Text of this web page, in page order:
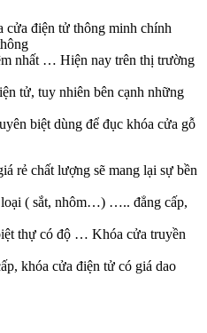
điện tử thông minh chính
nhất … Hiện nay trên thị trường
tử, tuy nhiên bên cạnh những
biệt dùng để đục khóa cửa gỗ
rẻ chất lượng sẽ mang lại sự bền
( sắt, nhôm…) ….. đẳng cấp,
thự có độ … Khóa cửa truyền
khóa cửa điện tử có giá dao